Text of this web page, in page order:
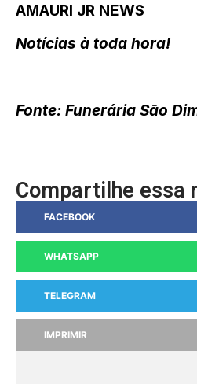
AMAURI JR NEWS
Notícias à toda hora!
Fonte: Funerária São
Compartilhe essa
FACEBOOK
WHATSAPP
TELEGRAM
IMPRIMIR